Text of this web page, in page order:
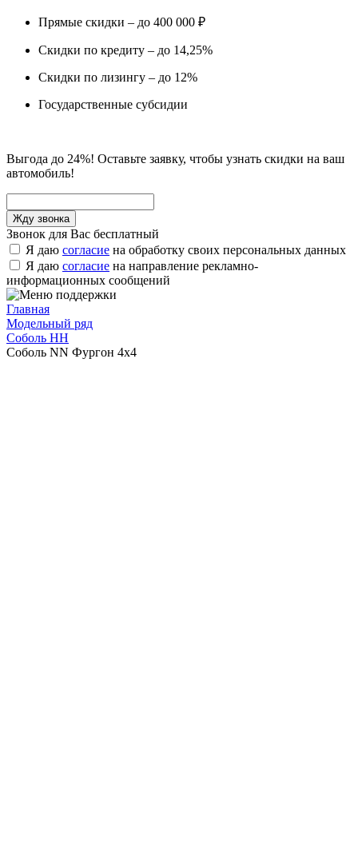
Прямые скидки – до 400 000 ₽
Скидки по кредиту – до 14,25%
Скидки по лизингу – до 12%
Государственные субсидии
Выгода до 24%! Оставьте заявку, чтобы узнать скидки на ваш
автомобиль!
Звонок для Вас бесплатный
Я даю согласие на обработку своих персональных данных
Я даю согласие на направление рекламно-
информационных сообщений
Главная
Модельный ряд
Соболь НН
Соболь NN Фургон 4х4